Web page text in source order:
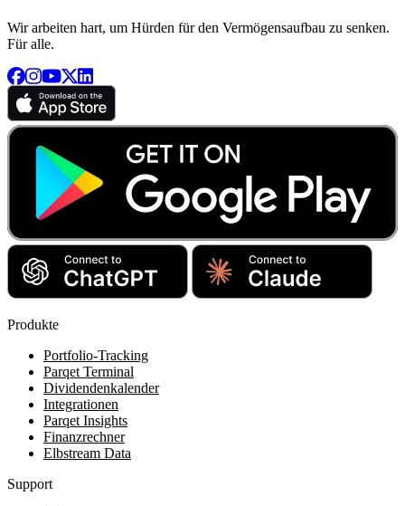
Wir arbeiten hart, um Hürden für den Vermögensaufbau zu senken.
Für alle.
Produkte
Portfolio-Tracking
Parqet Terminal
Dividendenkalender
Integrationen
Parqet Insights
Finanzrechner
Elbstream Data
Support